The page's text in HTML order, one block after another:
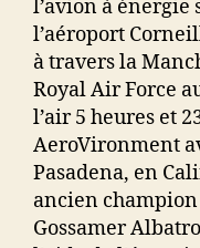
l’avion à énergie
l’aéroport
à travers la
Royal Air Force
l’air 5 heures et
AeroVironment
Pasadena, en
ancien
Gossamer